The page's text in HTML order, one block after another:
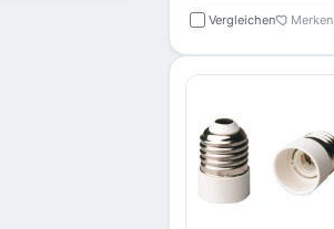
Vergleichen Merken